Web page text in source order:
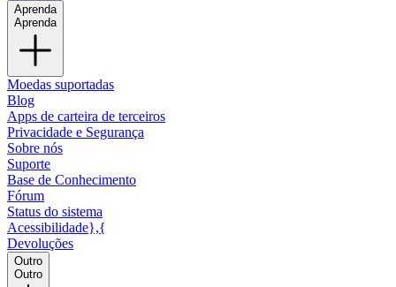
Aprenda
Aprenda
Moedas suportadas
Blog
Apps de carteira de terceiros
Privacidade e Segurança
Sobre nós
Suporte
Base de Conhecimento
Fórum
Status do sistema
Acessibilidade},{
Devoluções
Outro
Outro